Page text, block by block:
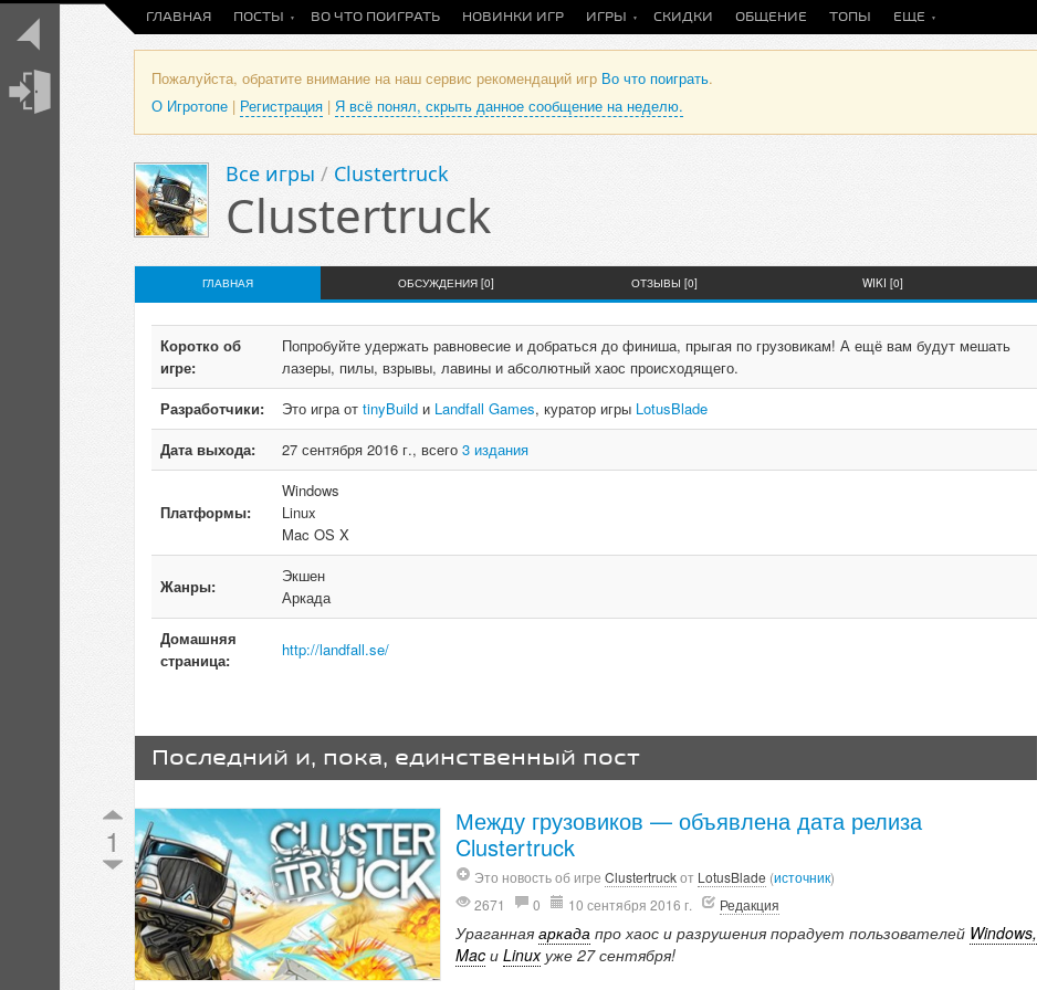
ГЛАВНАЯ ПОСТЫ ВО ЧТО ПОИГРАТЬ НОВИНКИ ИГР ИГРЫ СКИДКИ ОБЩЕНИЕ ТОПЫ ЕЩЕ
Пожалуйста, обратите внимание на наш сервис рекомендаций игр Во что поиграть.
О Игротопе | Регистрация | Я всё понял, скрыть данное сообщение на неделю.
Все игры / Clustertruck
Clustertruck
ГЛАВНАЯ ОБСУЖДЕНИЯ [0] ОТЗЫВЫ [0] WIKI [0]
Коротко об
игре:
Попробуйте удержать равновесие и добраться до финиша, прыгая по грузовикам! А ещё вам будут мешать
лазеры, пилы, взрывы, лавины и абсолютный хаос происходящего.
Разработчики:
Это игра от tinyBuild и Landfall Games, куратор игры LotusBlade
Дата выхода:
27 сентября 2016 г., всего 3 издания
Платформы:
Windows
Linux
Mac OS X
Жанры:
Экшен
Аркада
Домашняя
страница:
http://landfall.se/
Последний и, пока, единственный пост
1
Между грузовиков — объявлена дата релиза
Clustertruck
Это новость об игре Clustertruckот LotusBlade (источник)
2671
0 10 сентября 2016 г. Редакция
Ураганная аркадапро хаос и разрушения порадует пользователей Windows,
Macи Linuxуже 27 сентября!